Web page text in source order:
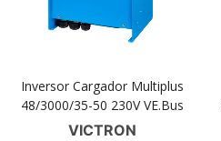
Inversor Cargador Multiplus
48/3000/35-50 230V VE.Bus
VICTRON